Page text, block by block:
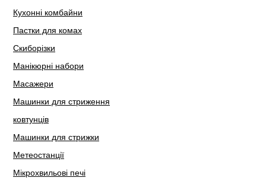
Кухонні комбайни
Пастки для комах
Скиборізки
Манікюрні набори
Масажери
Машинки для стриження
ковтунців
Машинки для стрижки
Метеостанції
Мікрохвильові печі